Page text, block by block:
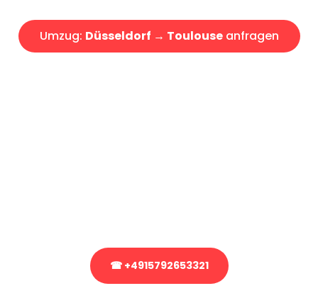
Umzug: Düsseldorf → Toulouseanfragen
☎ +4915792653321